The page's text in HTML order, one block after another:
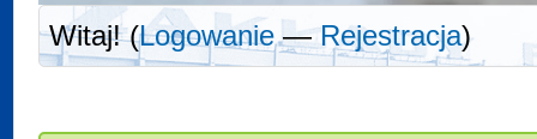
Witaj! (Logowanie—Rejestracja)